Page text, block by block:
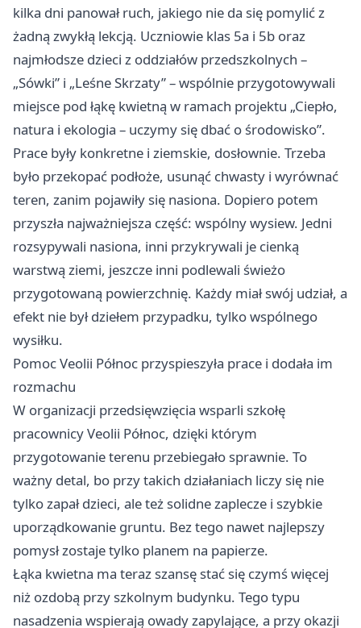
kilka dni panował ruch, jakiego nie da się pomylić z
żadną zwykłą lekcją. Uczniowie klas 5a i 5b oraz
najmłodsze dzieci z oddziałów przedszkolnych –
„Sówki” i „Leśne Skrzaty” – wspólnie przygotowywali
miejsce pod łąkę kwietną w ramach projektu „Ciepło,
natura i ekologia – uczymy się dbać o środowisko”.
Prace były konkretne i ziemskie, dosłownie. Trzeba
było przekopać podłoże, usunąć chwasty i wyrównać
teren, zanim pojawiły się nasiona. Dopiero potem
przyszła najważniejsza część: wspólny wysiew. Jedni
rozsypywali nasiona, inni przykrywali je cienką
warstwą ziemi, jeszcze inni podlewali świeżo
przygotowaną powierzchnię. Każdy miał swój udział, a
efekt nie był dziełem przypadku, tylko wspólnego
wysiłku.
Pomoc Veolii Północ przyspieszyła prace i dodała im
rozmachu
W organizacji przedsięwzięcia wsparli szkołę
pracownicy Veolii Północ, dzięki którym
przygotowanie terenu przebiegało sprawnie. To
ważny detal, bo przy takich działaniach liczy się nie
tylko zapał dzieci, ale też solidne zaplecze i szybkie
uporządkowanie gruntu. Bez tego nawet najlepszy
pomysł zostaje tylko planem na papierze.
Łąka kwietna ma teraz szansę stać się czymś więcej
niż ozdobą przy szkolnym budynku. Tego typu
nasadzenia wspierają owady zapylające, a przy okazji